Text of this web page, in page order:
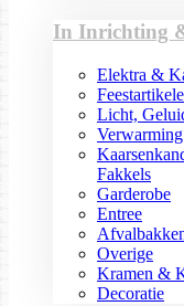
In Inrichting
Elektra &
Licht,
Fakkels
Garderobe
Entree
Overige
Kramen &
Decoratie